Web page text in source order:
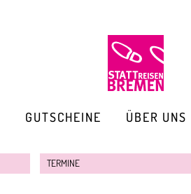
GUTSCHEINE ÜBER UNS